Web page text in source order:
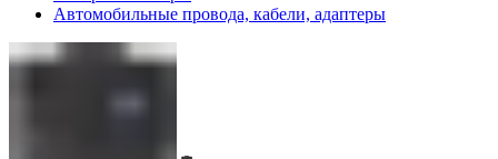
Автомобильные провода, кабели, адаптеры